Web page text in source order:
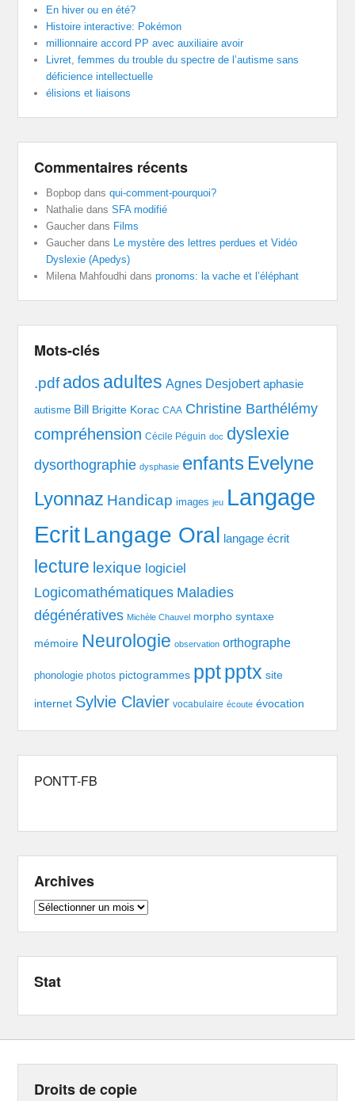
En hiver ou en été?
Histoire interactive: Pokémon
millionnaire accord PP avec auxiliaire avoir
Livret, femmes du trouble du spectre de l’autisme sans
déficience intellectuelle
élisions et liaisons
Commentaires récents
Bopbop dansqui-comment-pourquoi?
Nathalie dansSFA modifié
Gaucher dans Films
Gaucher dans Le mystère des lettres perdues et Vidéo
Dyslexie (Apedys)
Milena Mahfoudhi danspronoms: la vache et l’éléphant
Mots-clés
.pdf ados adultes Agnes Desjobert aphasie
autisme Bill Brigitte Korac CAA Christine Barthélémy
compréhension Cécile Péguin doc dyslexie
dysorthographie dysphasie enfants Evelyne
Lyonnaz Handicap images jeu Langage
EcritLangage Oral langage écrit
lecture lexique logiciel
Logicomathématiques Maladies
dégénératives Michèle Chauvel morpho syntaxe
mémoire Neurologie observation orthographe
phonologie photos pictogrammes pptpptx site
internet Sylvie Clavier vocabulaire écoute évocation
PONTT-FB
Archives
Archives
Stat
Droits de copie